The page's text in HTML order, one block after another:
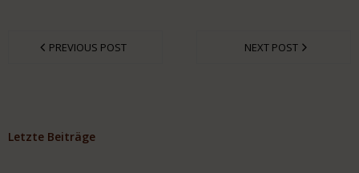
PREVIOUS POST NEXT POST
Letzte Beiträge